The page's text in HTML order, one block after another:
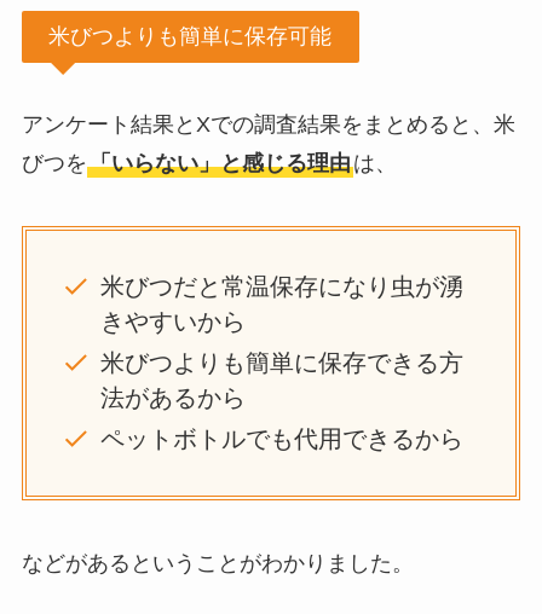
米びつよりも簡単に保存可能
アンケート結果とXでの調査結果をまとめると、米
びつを「いらない」と感じる理由は、
米びつだと常温保存になり虫が湧
きやすいから
米びつよりも簡単に保存できる方
法があるから
ペットボトルでも代用できるから
などがあるということがわかりました。